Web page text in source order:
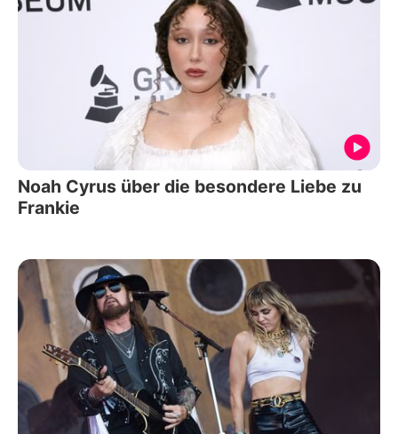
Noah Cyrus über die besondere Liebe zu
Frankie